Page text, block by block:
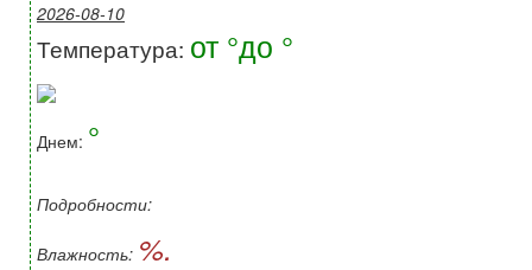
2026-08-10
Температура: от °до °
Днем: °
Подробности:
Влажность: %.